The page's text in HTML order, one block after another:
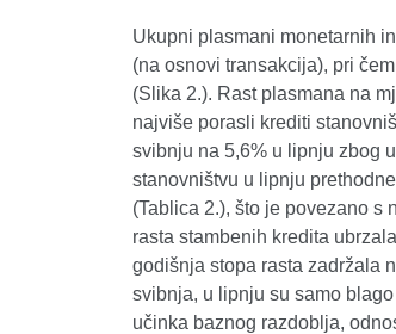
Ukupni plasmani monetarnih
(na osnovi transakcija), pri
(Slika 2.). Rast plasmana na
najviše porasli krediti
svibnju na 5,6% u lipnju zbog
stanovništvu u lipnju
(Tablica 2.), što je povezano s
rasta stambenih kredita
godišnja stopa rasta zadržala
svibnja, u lipnju su samo
učinka baznog razdoblja,